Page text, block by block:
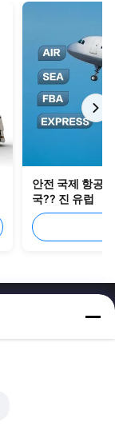
안전 국제 항공
국?? 진 유럽